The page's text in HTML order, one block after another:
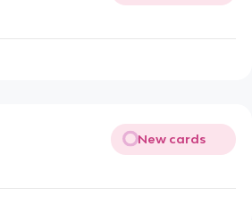
New cards